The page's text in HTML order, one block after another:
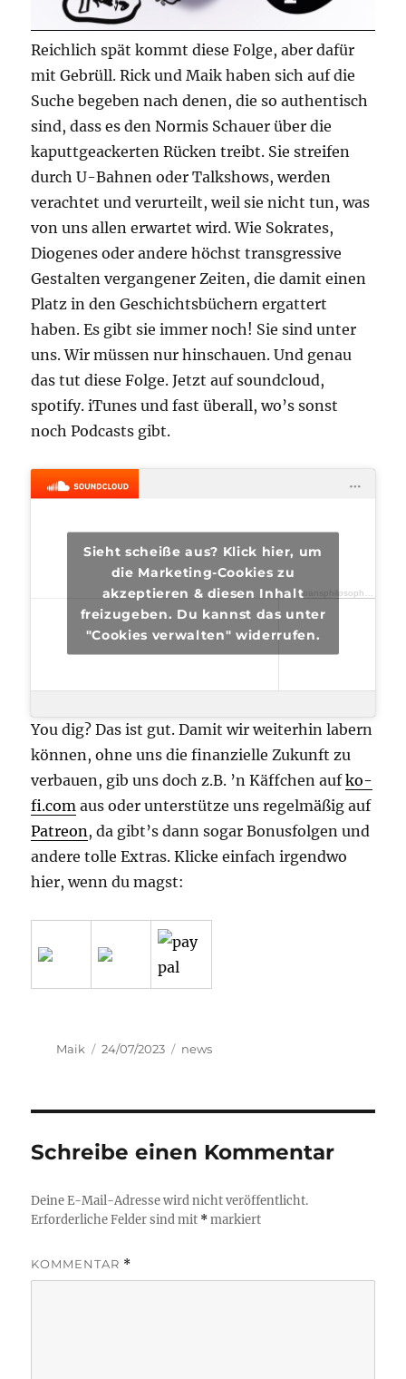
Reichlich spät kommt diese Folge, aber dafür
mit Gebrüll. Rick und Maik haben sich auf die
Suche begeben nach denen, die so authentisch
sind, dass es den Normis Schauer über die
kaputtgeackerten Rücken treibt. Sie streifen
durch U-Bahnen oder Talkshows, werden
verachtet und verurteilt, weil sie nicht tun, was
von uns allen erwartet wird. Wie Sokrates,
Diogenes oder andere höchst transgressive
Gestalten vergangener Zeiten, die damit einen
Platz in den Geschichtsbüchern ergattert
haben. Es gibt sie immer noch! Sie sind unter
uns. Wir müssen nur hinschauen. Und genau
das tut diese Folge. Jetzt auf soundcloud,
spotify. iTunes und fast überall, wo’s sonst
noch Podcasts gibt.
transphilosophisch
Sieht scheiße aus? Klick hier, um
die Marketing-Cookies zu
akzeptieren & diesen Inhalt
freizugeben. Du kannst das unter
"Cookies verwalten" widerrufen.
You dig? Das ist gut. Damit wir weiterhin labern
können, ohne uns die finanzielle Zukunft zu
verbauen, gib uns doch z.B. ’n Käffchen aufko-
fi.com aus oder unterstütze uns regelmäßig auf
Patreon, da gibt’s dann sogar Bonusfolgen und
andere tolle Extras. Klicke einfach irgendwo
hier, wenn du magst:
Autor
Maik
Veröffentlicht
24/07/2023 Kategorien
news
Schreibe einen Kommentar
Deine E-Mail-Adresse wird nicht veröffentlicht.
Erforderliche Felder sind mit *markiert
KOMMENTAR *